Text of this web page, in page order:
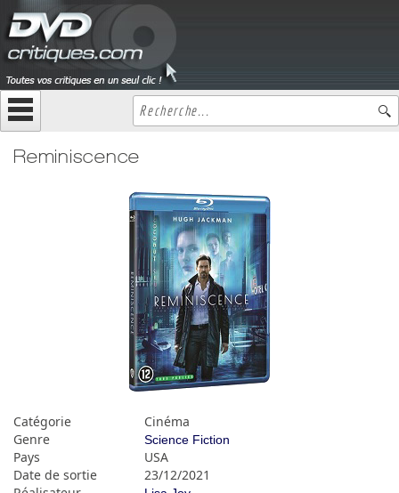
Reminiscence
Catégorie
Cinéma
Genre
Science Fiction
Pays
USA
Date de sortie
23/12/2021